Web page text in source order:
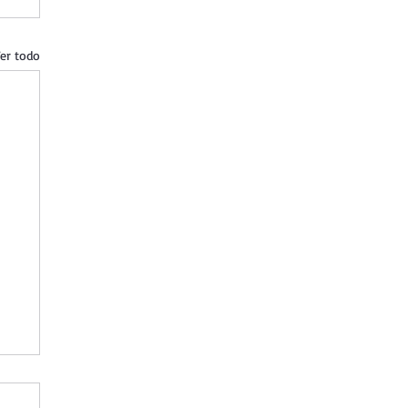
todo